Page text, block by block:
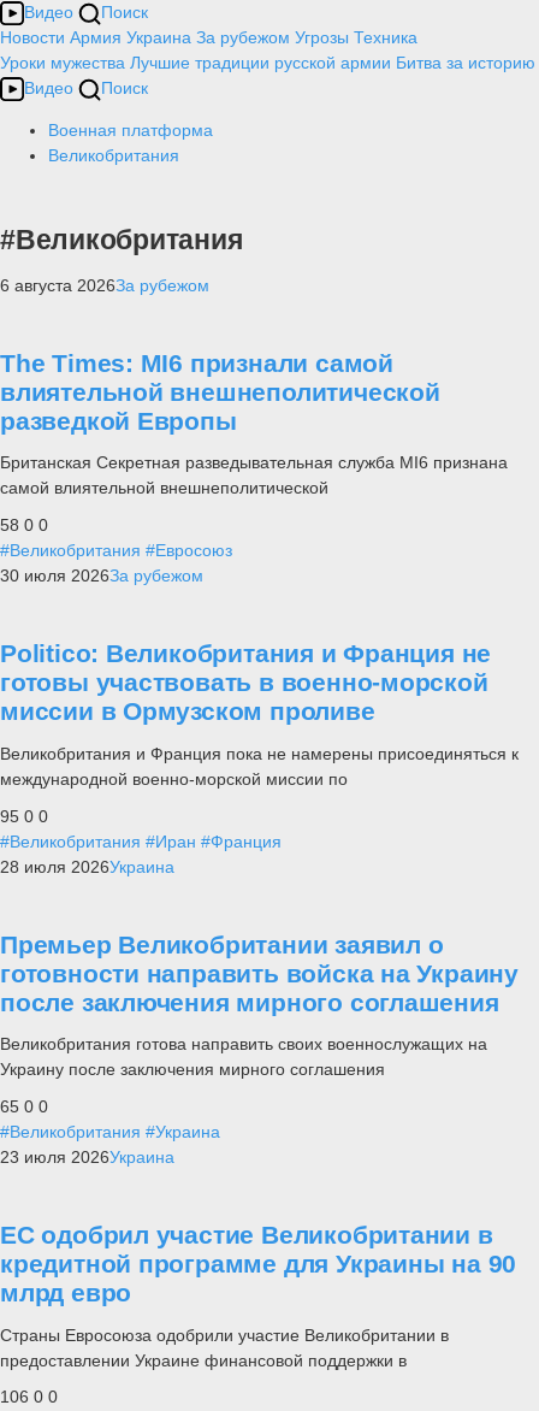
Видео
Поиск
Новости Армия Украина За рубежом Угрозы Техника
Уроки мужества Лучшие традиции русской армии Битва за историю
Видео
Поиск
Военная платформа
Великобритания
#Великобритания
6 августа 2026За рубежом
The Times: MI6 признали самой
влиятельной внешнеполитической
разведкой Европы
Британская Секретная разведывательная служба MI6 признана
самой влиятельной внешнеполитической
58 0 0
#Великобритания #Евросоюз
30 июля 2026За рубежом
Politico: Великобритания и Франция не
готовы участвовать в военно-морской
миссии в Ормузском проливе
Великобритания и Франция пока не намерены присоединяться к
международной военно-морской миссии по
95 0 0
#Великобритания #Иран #Франция
28 июля 2026Украина
Премьер Великобритании заявил о
готовности направить войска на Украину
после заключения мирного соглашения
Великобритания готова направить своих военнослужащих на
Украину после заключения мирного соглашения
65 0 0
#Великобритания #Украина
23 июля 2026Украина
ЕС одобрил участие Великобритании в
кредитной программе для Украины на 90
млрд евро
Страны Евросоюза одобрили участие Великобритании в
предоставлении Украине финансовой поддержки в
106 0 0